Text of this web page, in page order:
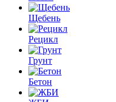
Щебень
Рецикл
Грунт
Бетон